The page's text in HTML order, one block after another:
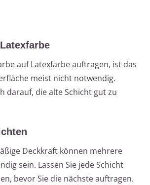
auf Latexfarbe auftragen, ist das
meist nicht notwendig.
darauf, die alte Schicht gut zu
Deckkraft können mehrere
sein. Lassen Sie jede Schicht
bevor Sie die nächste auftragen.